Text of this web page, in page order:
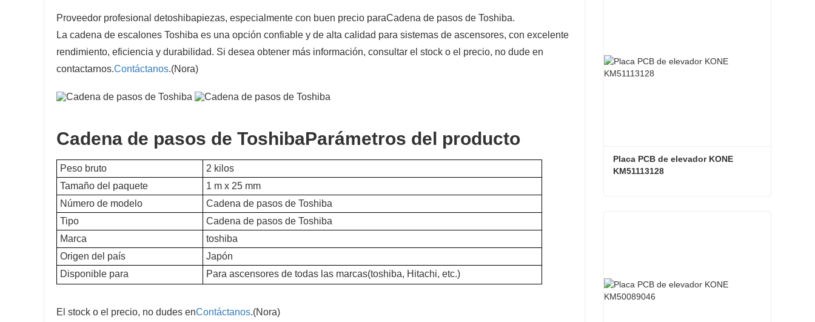
Proveedor profesional detoshibapiezas, especialmente con buen precio paraCadena de pasos de Toshiba.
La cadena de escalones Toshiba es una opción confiable y de alta calidad para sistemas de ascensores, con excelente
rendimiento, eficiencia y durabilidad. Si desea obtener más información, consultar el stock o el precio, no dude en
contactarnos.Contáctanos.(Nora)
Cadena de pasos de ToshibaParámetros del producto
Peso bruto
2 kilos
Tamaño del paquete
1 m x 25 mm
Número de modelo
Cadena de pasos de Toshiba
Tipo
Cadena de pasos de Toshiba
Marca
toshiba
Origen del país
Japón
Disponible para
Para ascensores de todas las marcas(toshiba, Hitachi, etc.)
El stock o el precio, no dudes enContáctanos.(Nora)
Placa PCB de elevador KONE
KM51113128